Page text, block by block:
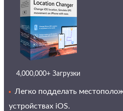
4,000,000+ Загрузки
Легко подделать
устройствах iOS.